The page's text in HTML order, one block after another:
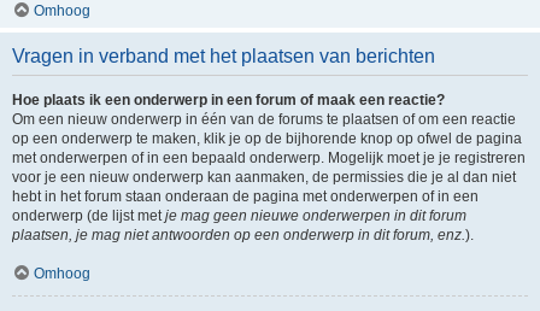
Omhoog
Vragen in verband met het plaatsen van berichten
Hoe plaats ik een onderwerp in een forum of maak een reactie?
Om een nieuw onderwerp in één van de forums te plaatsen of om een reactie
op een onderwerp te maken, klik je op de bijhorende knop op ofwel de pagina
met onderwerpen of in een bepaald onderwerp. Mogelijk moet je je registreren
voor je een nieuw onderwerp kan aanmaken, de permissies die je al dan niet
hebt in het forum staan onderaan de pagina met onderwerpen of in een
onderwerp (de lijst met je mag geen nieuwe onderwerpen in dit forum
plaatsen, je mag niet antwoorden op een onderwerp in dit forum, enz. ).
Omhoog